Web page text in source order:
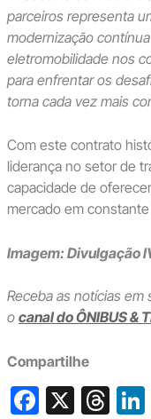
parceiros representa
modernização
eletromobilidade nos
para enfrentar os
torna cada vez mais
Com este contrato
liderança no setor de
capacidade de
mercado em
Imagem: Divulgação
Receba as notícias em
o canal do ÔNIBUS &
Compartilhe
F X T